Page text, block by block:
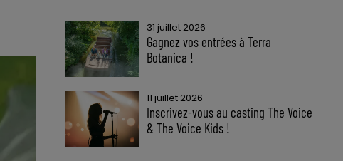
31 juillet 2026
Gagnez vos entrées à Terra
Botanica !
11 juillet 2026
Inscrivez-vous au casting The Voice
& The Voice Kids !